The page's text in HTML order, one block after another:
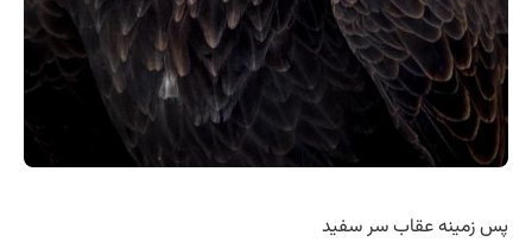
پس زمینه عقاب سر سفید